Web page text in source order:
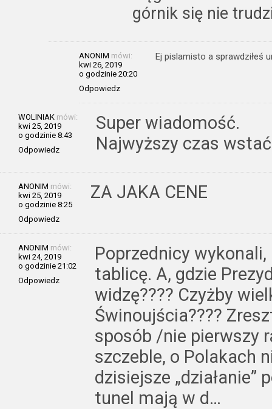
górnik się nie
ANONIM mówi:
kwi 26, 2019
o godzinie 20:20
Odpowiedz
Ej pislamisto a sprawdziłeś
WOLINIAK mówi:
kwi 25, 2019
o godzinie 8:43
Odpowiedz
Super wiadomość.
Najwyższy czas
ANONIM mówi:
kwi 25, 2019
o godzinie 8:25
Odpowiedz
ZA JAKA CENE
ANONIM mówi:
kwi 24, 2019
o godzinie 21:02
Odpowiedz
Poprzednicy
tablicę. A, gdzie
widzę???? Czyżby
Świnoujścia????
sposób /nie pierwszy
szczeble, o Polakach
dzisiejsze „działanie”
tunel mają w d…